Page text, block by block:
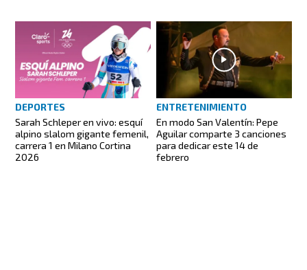
DEPORTES
Sarah Schleper en vivo: esquí
alpino slalom gigante femenil,
carrera 1 en Milano Cortina
2026
ENTRETENIMIENTO
En modo San Valentín: Pepe
Aguilar comparte 3 canciones
para dedicar este 14 de
febrero